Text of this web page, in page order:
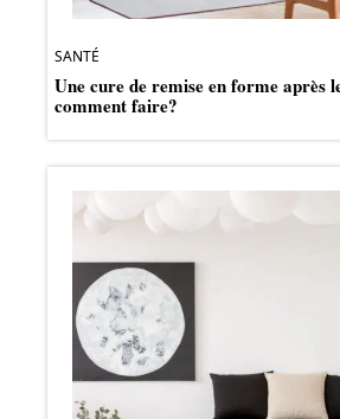
SANTÉ
Une cure de remise en forme après
comment faire?